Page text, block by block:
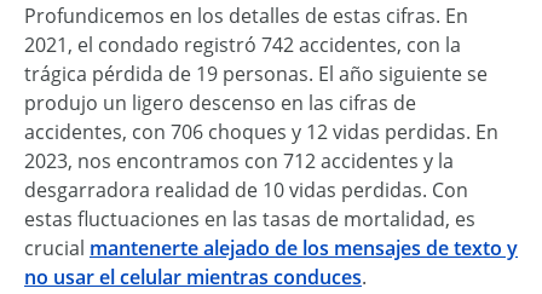
Profundicemos en los detalles de estas cifras. En
2021, el condado registró 742 accidentes, con la
trágica pérdida de 19 personas. El año siguiente se
produjo un ligero descenso en las cifras de
accidentes, con 706 choques y 12 vidas perdidas. En
2023, nos encontramos con 712 accidentes y la
desgarradora realidad de 10 vidas perdidas. Con
estas fluctuaciones en las tasas de mortalidad, es
crucial mantenerte alejado de los mensajes de texto y
no usar el celular mientras conduces.